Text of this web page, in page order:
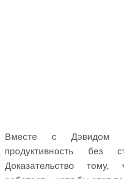
Вместе с Дэвидом
продуктивность без
Доказательство